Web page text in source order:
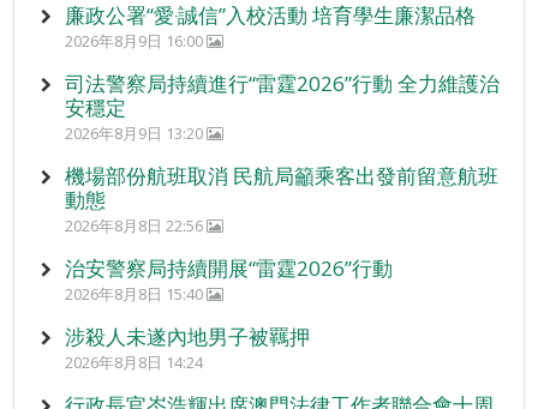
廉政公署“愛‧誠信”入校活動 培育學生廉潔品格
2026年8月9日 16:00
司法警察局持續進行“雷霆2026”行動 全力維護治
安穩定
2026年8月9日 13:20
機場部份航班取消 民航局籲乘客出發前留意航班
動態
2026年8月8日 22:56
治安警察局持續開展“雷霆2026”行動
2026年8月8日 15:40
涉殺人未遂內地男子被羈押
2026年8月8日 14:24